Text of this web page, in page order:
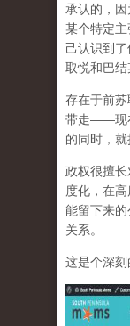
承认的，
某个特定
己认识到
取悦和巴结
存在于前
带走——现
的同时，就
政权很擅
度化，在
能留下来
关系。
这是个深刻